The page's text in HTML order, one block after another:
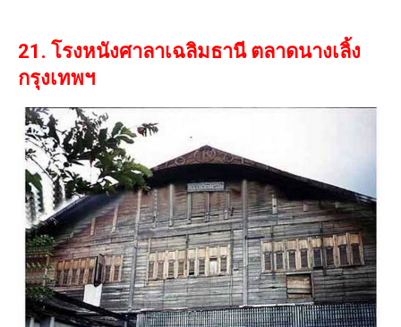
21. โรงหนังศาลาเฉลิมธานี ตลาดนางเลิ้ง
กรุงเทพฯ